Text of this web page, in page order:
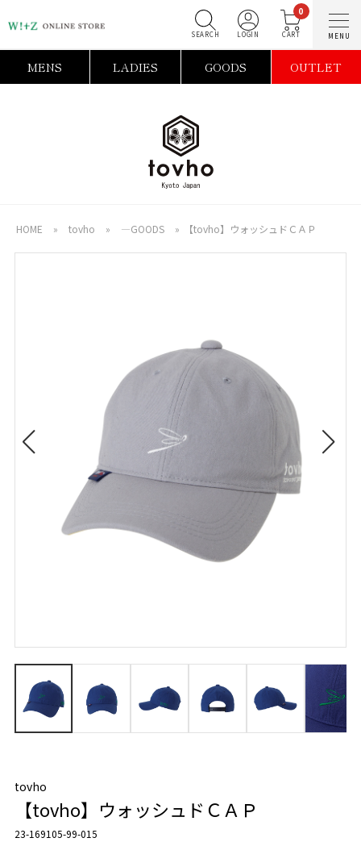
0
MENS LADIES GOODS OUTLET
HOME » tovho » ―GOODS » 【tovho】ウォッシュドＣＡＰ
tovho
【tovho】ウォッシュドＣＡＰ
23-169105-99-015